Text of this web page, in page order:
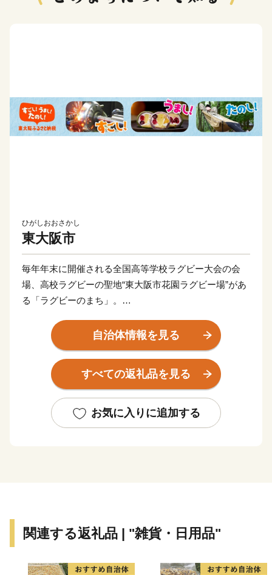
ひがしおおさかし
東大阪市
毎年年末に開催される全国高等学校ラグビー大会の会
場、高校ラグビーの聖地“東大阪市花園ラグビー場”があ
る「ラグビーのまち」。
力が集まる「モノづくりのまち」。
近畿大学、大阪商業大学、大阪樟蔭女子大学、東大阪大
学と市内に大学が4校あり、3万人以上の大学生が市内に
通学している「学生のまち」。
商店が多い等、東大阪市にはたくさんの魅力がありま
ぜひ、東大阪市のページをご覧ください。
================================
自治体情報を見る
すべての返礼品を見る
お気に入りに追加する
関連する返礼品 | "雑貨・日用品"